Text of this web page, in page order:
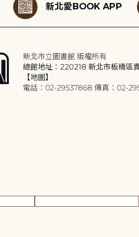
新北愛BOOK APP
新北市立圖書館 版權所有
總館地址：220218 新北市板橋區
【地圖】
電話：02-29537868 傳真：02-